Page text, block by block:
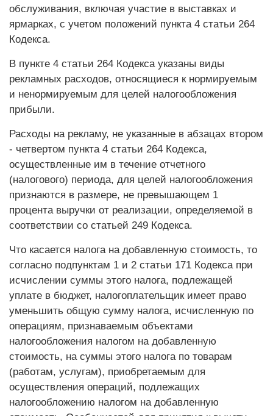
обслуживания, включая участие в выставках и
ярмарках, с учетом положений пункта 4 статьи 264
Кодекса.
В пункте 4 статьи 264 Кодекса указаны виды
рекламных расходов, относящиеся к нормируемым
и ненормируемым для целей налогообложения
прибыли.
Расходы на рекламу, не указанные в абзацах втором
- четвертом пункта 4 статьи 264 Кодекса,
осуществленные им в течение отчетного
(налогового) периода, для целей налогообложения
признаются в размере, не превышающем 1
процента выручки от реализации, определяемой в
соответствии со статьей 249 Кодекса.
Что касается налога на добавленную стоимость, то
согласно подпунктам 1 и 2 статьи 171 Кодекса при
исчислении суммы этого налога, подлежащей
уплате в бюджет, налогоплательщик имеет право
уменьшить общую сумму налога, исчисленную по
операциям, признаваемым объектами
налогообложения налогом на добавленную
стоимость, на суммы этого налога по товарам
(работам, услугам), приобретаемым для
осуществления операций, подлежащих
налогообложению налогом на добавленную